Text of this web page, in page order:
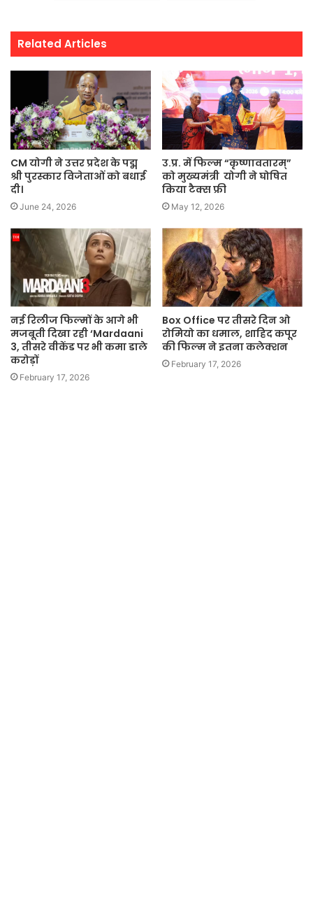
Related Articles
CM योगी ने उत्तर प्रदेश के पद्म
श्री पुरस्कार विजेताओं को बधाई
दी।
June 24, 2026
उ.प्र. में फिल्म “कृष्णावतारम्”
को मुख्यमंत्री योगी ने घोषित
किया टैक्स फ्री
May 12, 2026
नई रिलीज फिल्मों के आगे भी
मजबूती दिखा रही ‘Mardaani
3, तीसरे वीकेंड पर भी कमा डाले
करोड़ों
February 17, 2026
Box Office पर तीसरे दिन ओ
रोमियो का धमाल, शाहिद कपूर
की फिल्म ने इतना कलेक्शन
February 17, 2026